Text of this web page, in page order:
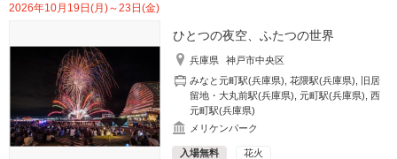
2026年10月19日(月)～23日(金)
ひとつの夜空、ふたつの世界
兵庫県
神戸市中央区
みなと元町駅(兵庫県) ,花隈駅(兵庫県)
旧居
留地・大丸前駅(兵庫県) ,元町駅(兵庫県) ,西
元町駅(兵庫県)
メリケンパーク
入場無料 花火